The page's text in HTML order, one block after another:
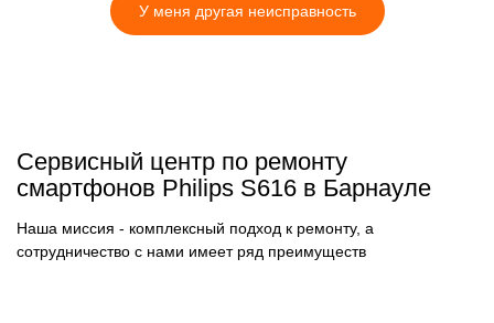
Ремонт динамика
550 р
Ремонт микросхемы
Bluetooth
1100 р
Ремонт микросхемы
1100 р
Ремонт кнопки громкости
550 р
У меня другая неисправность
Сервисный центр по ремонту
смартфонов Philips S616 в Барнауле
Наша миссия - комплексный подход к ремонту, а
сотрудничество с нами имеет ряд преимуществ